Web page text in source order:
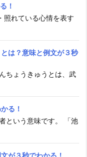
！
照れている心情を表す
は？意味と例文が３秒
ちょうきゅうとは、武
る！
という意味です。 「池